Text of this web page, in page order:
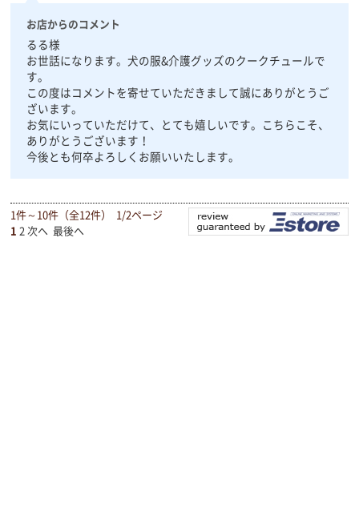
お店からのコメント
るる様
お世話になります。犬の服&介護グッズのクークチュールで
す。
この度はコメントを寄せていただきまして誠にありがとうご
ざいます。
お気にいっていただけて、とても嬉しいです。こちらこそ、
ありがとうございます！
今後とも何卒よろしくお願いいたします。
1件～10件（全12件） 1/2ページ
1 2 次へ 最後へ